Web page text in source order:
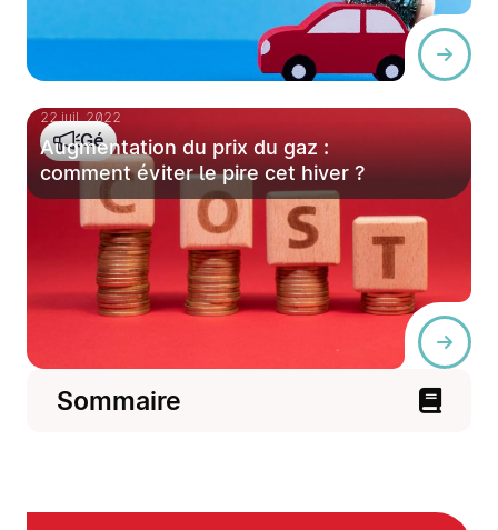
Gé
22 juil. 2022
Augmentation du prix du gaz :
comment éviter le pire cet hiver ?
Sommaire